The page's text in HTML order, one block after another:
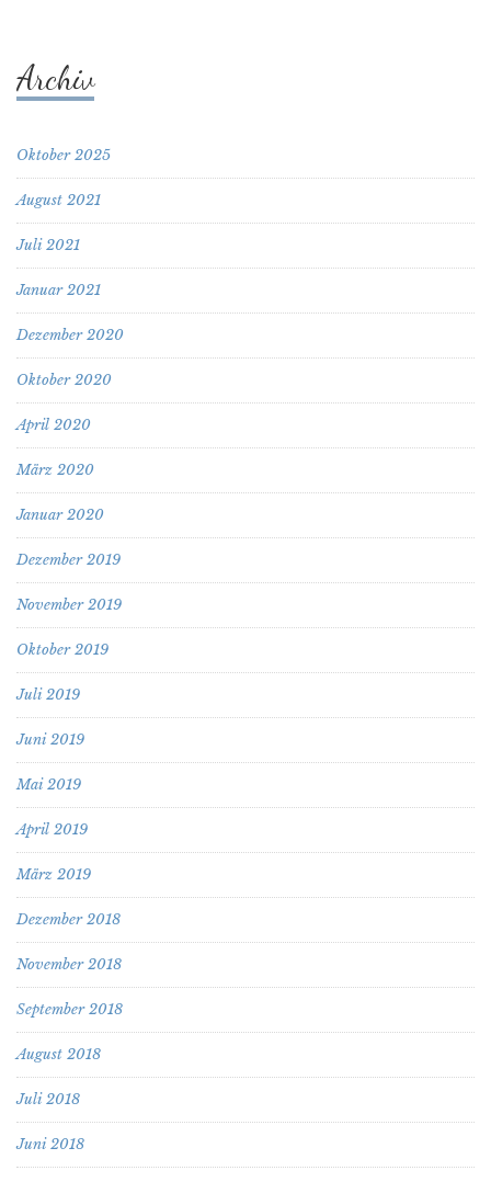
Archiv
Oktober 2025
August 2021
Juli 2021
Januar 2021
Dezember 2020
Oktober 2020
April 2020
März 2020
Januar 2020
Dezember 2019
November 2019
Oktober 2019
Juli 2019
Juni 2019
Mai 2019
April 2019
März 2019
Dezember 2018
November 2018
September 2018
August 2018
Juli 2018
Juni 2018